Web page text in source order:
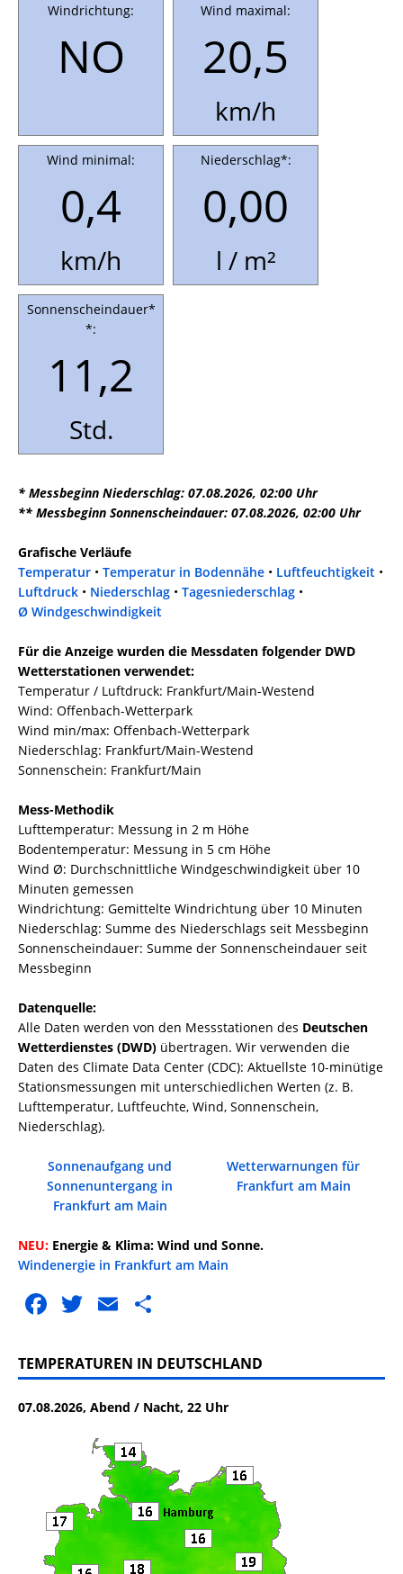
Windrichtung:
NO
Wind maximal:
20,5
km/h
Wind minimal:
0,4
km/h
Niederschlag*:
0,00
l / m²
Sonnenscheindauer*
*:
11,2
Std.
* Messbeginn Niederschlag: 07.08.2026, 02:00 Uhr
** Messbeginn Sonnenscheindauer: 07.08.2026, 02:00 Uhr
Grafische Verläufe
Temperatur • Temperatur in Bodennähe • Luftfeuchtigkeit •
Luftdruck • Niederschlag • Tagesniederschlag •
Ø Windgeschwindigkeit
Für die Anzeige wurden die Messdaten folgender DWD
Wetterstationen verwendet:
Temperatur / Luftdruck: Frankfurt/Main-Westend
Wind: Offenbach-Wetterpark
Wind min/max: Offenbach-Wetterpark
Niederschlag: Frankfurt/Main-Westend
Sonnenschein: Frankfurt/Main
Mess-Methodik
Lufttemperatur: Messung in 2 m Höhe
Bodentemperatur: Messung in 5 cm Höhe
Wind Ø: Durchschnittliche Windgeschwindigkeit über 10
Minuten gemessen
Windrichtung: Gemittelte Windrichtung über 10 Minuten
Niederschlag: Summe des Niederschlags seit Messbeginn
Sonnenscheindauer: Summe der Sonnenscheindauer seit
Messbeginn
Datenquelle:
Alle Daten werden von den Messstationen des Deutschen
Wetterdienstes (DWD) übertragen. Wir verwenden die
Daten des Climate Data Center (CDC): Aktuellste 10-minütige
Stationsmessungen mit unterschiedlichen Werten (z. B.
Lufttemperatur, Luftfeuchte, Wind, Sonnenschein,
Niederschlag).
Sonnenaufgang und
Sonnenuntergang in
Frankfurt am Main
Wetterwarnungen für
Frankfurt am Main
NEU: Energie & Klima: Wind und Sonne.
Windenergie in Frankfurt am Main
F
c
e
b
k
T
it
te
r
E
ai
l
le
n
TEMPERATUREN IN DEUTSCHLAND
07.08.2026, Abend / Nacht, 22 Uhr